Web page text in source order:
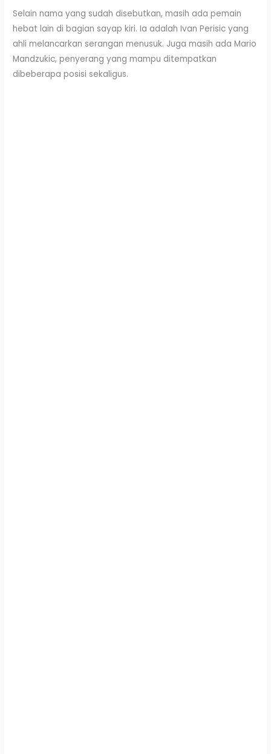
Selain nama yang sudah disebutkan, masih ada pemain
hebat lain di bagian sayap kiri. Ia adalah Ivan Perisic yang
ahli melancarkan serangan menusuk. Juga masih ada Mario
Mandzukic, penyerang yang mampu ditempatkan
dibeberapa posisi sekaligus.